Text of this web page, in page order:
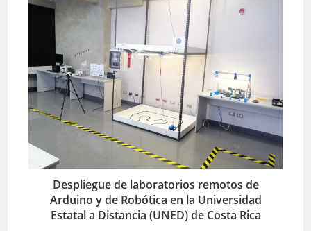
Despliegue de laboratorios remotos de
Arduino y de Robótica en la Universidad
Estatal a Distancia (UNED) de Costa Rica